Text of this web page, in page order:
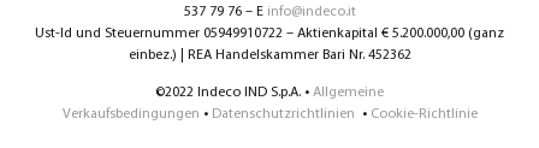
537 79 76 – E info@indeco.it
Ust-Id und Steuernummer 05949910722 – Aktienkapital € 5.200.000,00 (ganz
einbez.) | REA Handelskammer Bari Nr. 452362
©2022 Indeco IND S.p.A. • Allgemeine
Verkaufsbedingungen • Datenschutzrichtlinien • Cookie-Richtlinie